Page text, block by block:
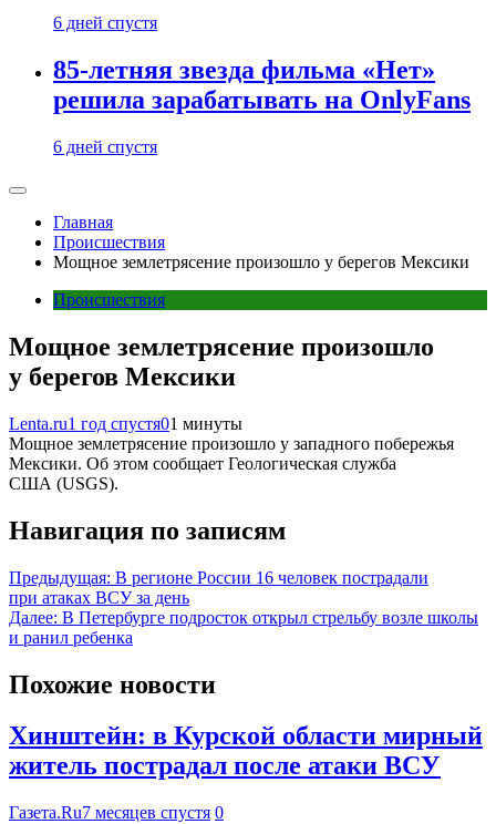
6 дней спустя
85-летняя звезда фильма «Нет»
решила зарабатывать на OnlyFans
6 дней спустя
Главная
Происшествия
Мощное землетрясение произошло у берегов Мексики
Происшествия
Мощное землетрясение произошло
у берегов Мексики
Lenta.ru1 год спустя01 минуты
Мощное землетрясение произошло у западного побережья
Мексики. Об этом сообщает Геологическая служба
США (USGS).
Навигация по записям
Предыдущая: В регионе России 16 человек пострадали
при атаках ВСУ за день
Далее: В Петербурге подросток открыл стрельбу возле школы
и ранил ребенка
Похожие новости
Хинштейн: в Курской области мирный
житель пострадал после атаки ВСУ
Газета.Ru7 месяцев спустя 0